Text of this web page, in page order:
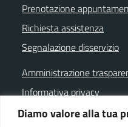
Diamo valore alla tua
Prenotazione
Richiesta assistenza
Segnalazione disservizio
Amministrazione
Informativa privacy
Note legali